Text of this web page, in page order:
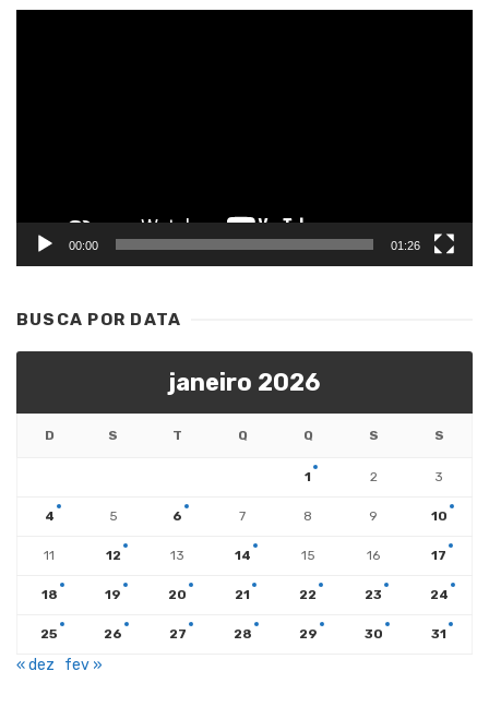
00:00 01:26
BUSCA POR DATA
janeiro 2026
D S T Q Q S S
1 2 3
4 5 6 7 8 9 10
11 12 13 14 15 16 17
18 19 20 21 22 23 24
25 26 27 28 29 30 31
« dez fev »